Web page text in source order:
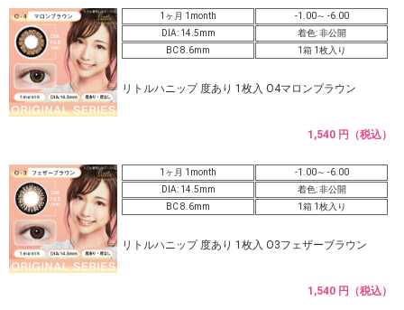
1ヶ月 1month
-1.00～ -6.00
DIA: 14.5mm
着色: 非公開
BC 8.6mm
1箱 1枚入り
リトルハニップ 度あり 1枚入 O4マロンブラウン
1,540 円（税込）
1ヶ月 1month
-1.00～ -6.00
DIA: 14.5mm
着色: 非公開
BC 8.6mm
1箱 1枚入り
リトルハニップ 度あり 1枚入 O3フェザーブラウン
1,540 円（税込）